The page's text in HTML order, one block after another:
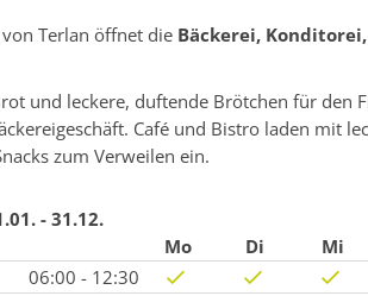
Terlan öffnet die Bäckerei,
und leckere, duftende Brötchen für den
Café und Bistro laden mit
zum Verweilen ein.
- 31.12.
Mo
Di Mi
06:00 - 12:30